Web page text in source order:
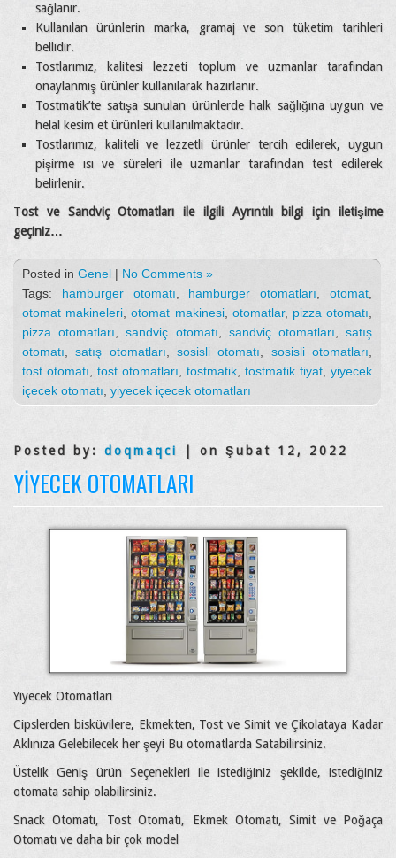
sağlanır.
Kullanılan ürünlerin marka, gramaj ve son tüketim tarihleri
bellidir.
Tostlarımız, kalitesi lezzeti toplum ve uzmanlar tarafından
onaylanmış ürünler kullanılarak hazırlanır.
Tostmatik’te satışa sunulan ürünlerde halk sağlığına uygun ve
helal kesim et ürünleri kullanılmaktadır.
Tostlarımız, kaliteli ve lezzetli ürünler tercih edilerek, uygun
pişirme ısı ve süreleri ile uzmanlar tarafından test edilerek
belirlenir.
Tost ve Sandviç Otomatları ile ilgili Ayrıntılı bilgi için iletişime
geçiniz…
Posted in Genel | No Comments »
Tags: hamburger otomatı hamburger otomatları ,otomat
otomat makineleri ,otomat makinesi, otomatlar, pizza otomatı
pizza otomatları ,sandviç otomatı sandviç otomatları ,satış
otomatı ,satış otomatları ,sosisli otomatı sosisli otomatları
tost otomatı
tost otomatları tostmatik tostmatik fiyat yiyecek
içecek otomatı yiyecek içecek otomatları
Posted by: doqmaqci | on Şubat 12, 2022
YIYECEK OTOMATLARI
Yiyecek Otomatları
Cipslerden bisküvilere, Ekmekten, Tost ve Simit ve Çikolataya Kadar
Aklınıza Gelebilecek her şeyi Bu otomatlarda Satabilirsiniz.
Üstelik Geniş ürün Seçenekleri ile istediğiniz şekilde, istediğiniz
otomata sahip olabilirsiniz.
Snack Otomatı, Tost Otomatı, Ekmek Otomatı, Simit ve Poğaça
Otomatı ve daha bir çok model